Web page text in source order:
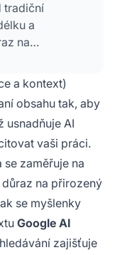
tradiční
a
na
protože
vybrán pro
Google AI
a kontext)
obsahu tak, aby
usnadňuje AI
vaši práci.
se zaměřuje na
na přirozený
se myšlenky
Google AI
zajišťuje